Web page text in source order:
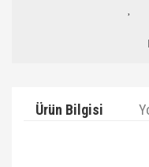
Ürün Bilgisi